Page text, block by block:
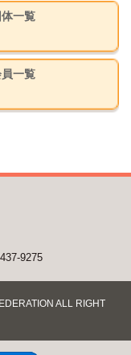
一覧
一覧
9275
ALL RIGHT